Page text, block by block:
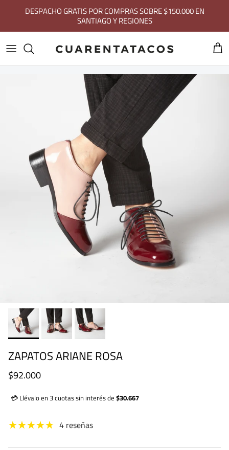
DESPACHO GRATIS POR COMPRAS SOBRE $150.000 EN
SANTIAGO Y REGIONES
Ir directamente a la información del producto
ZAPATOS ARIANE ROSA
Precio normal
$92.000
💳 Llévalo en 3 cuotas sin interés de $30.667
4 reseñas